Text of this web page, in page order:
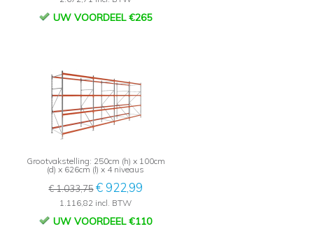
UW VOORDEEL €265
Grootvakstelling: 250cm (h) x 100cm
(d) x 626cm (l) x 4 niveaus
€ 1.033,75 € 922,99
1.116,82 incl. BTW
UW VOORDEEL €110